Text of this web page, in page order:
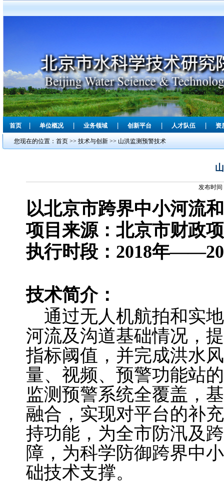
首页 | 单位概况 | 业务领域 | 创新平台 | 人才队伍 | 资
您现在的位置： 首页 >> 技术与创新 >> 山洪监测预警技术
发布时间
以北京市跨界中小河流
项目来源：北京市财政
执行时段：2018年
技术简介：
通过无人机航拍和实
河流及沟道基础情况，
指标阈值，并完成洪水
量、视频、预警功能站
监测预警系统全覆盖，
融合，实现对平台的补
持功能，为全市防汛及
障，为科学防御跨界中
础技术支撑。